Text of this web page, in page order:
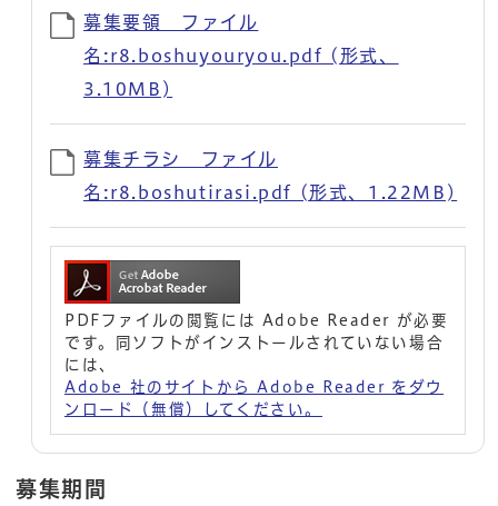
募集要領 ファイル
名:r8.boshuyouryou.pdf (形式、
3.10MB)
募集チラシ ファイル
名:r8.boshutirasi.pdf (形式、1.22MB)
PDFファイルの閲覧には Adobe Reader が必要
です。同ソフトがインストールされていない場合
には、
Adobe 社のサイトから Adobe Reader をダウ
ンロード（無償）してください。
募集期間